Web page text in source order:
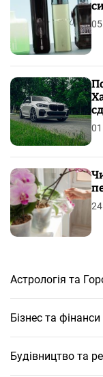
Астрологія та
Бізнес та фінанси
Будівництво та